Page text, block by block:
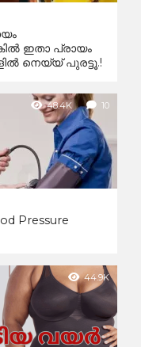
ഇതാ പ്രായം
നെയ്യ് പുരട്ടൂ.!
48.4K 10
Pressure
44.9K